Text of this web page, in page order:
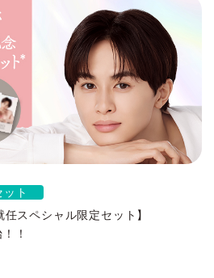
ット
任スペシャル限定セット】
！